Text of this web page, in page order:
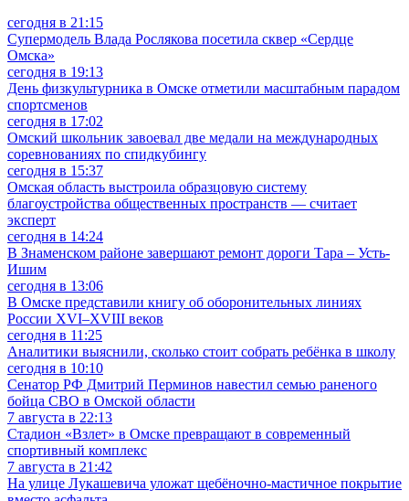
сегодня в 21:15
Супермодель Влада Рослякова посетила сквер «Сердце
Омска»
сегодня в 19:13
День физкультурника в Омске отметили масштабным парадом
спортсменов
сегодня в 17:02
Омский школьник завоевал две медали на международных
соревнованиях по спидкубингу
сегодня в 15:37
Омская область выстроила образцовую систему
благоустройства общественных пространств — считает
эксперт
сегодня в 14:24
В Знаменском районе завершают ремонт дороги Тара – Усть-
Ишим
сегодня в 13:06
В Омске представили книгу об оборонительных линиях
России XVI–XVIII веков
сегодня в 11:25
Аналитики выяснили, сколько стоит собрать ребёнка в школу
сегодня в 10:10
Сенатор РФ Дмитрий Перминов навестил семью раненого
бойца СВО в Омской области
7 августа в 22:13
Стадион «Взлет» в Омске превращают в современный
спортивный комплекс
7 августа в 21:42
На улице Лукашевича уложат щебёночно-мастичное покрытие